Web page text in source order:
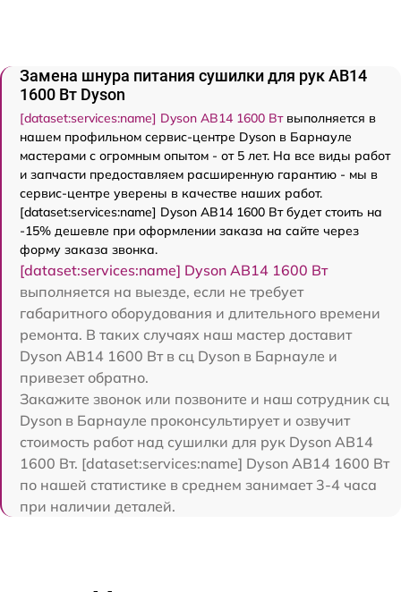
Замена шнура питания сушилки для рук AB14
1600 Вт Dyson
[dataset:services:name] Dyson AB14 1600 Втвыполняется в
нашем профильном сервис-центре Dyson в Барнауле
мастерами с огромным опытом - от 5 лет. На все виды работ
и запчасти предоставляем расширенную гарантию - мы в
сервис-центре уверены в качестве наших работ.
[dataset:services:name] Dyson AB14 1600 Вт будет стоить на
-15% дешевле при оформлении заказа на сайте через
форму заказа звонка.
[dataset:services:name] Dyson AB14 1600 Вт
выполняется на выезде, если не требует
габаритного оборудования и длительного времени
ремонта. В таких случаях наш мастер доставит
Dyson AB14 1600 Вт в сц Dyson в Барнауле и
привезет обратно.
Закажите звонок или позвоните и наш сотрудник сц
Dyson в Барнауле проконсультирует и озвучит
стоимость работ над сушилки для рук Dyson AB14
1600 Вт. [dataset:services:name] Dyson AB14 1600 Вт
по нашей статистике в среднем занимает 3-4 часа
при наличии деталей.